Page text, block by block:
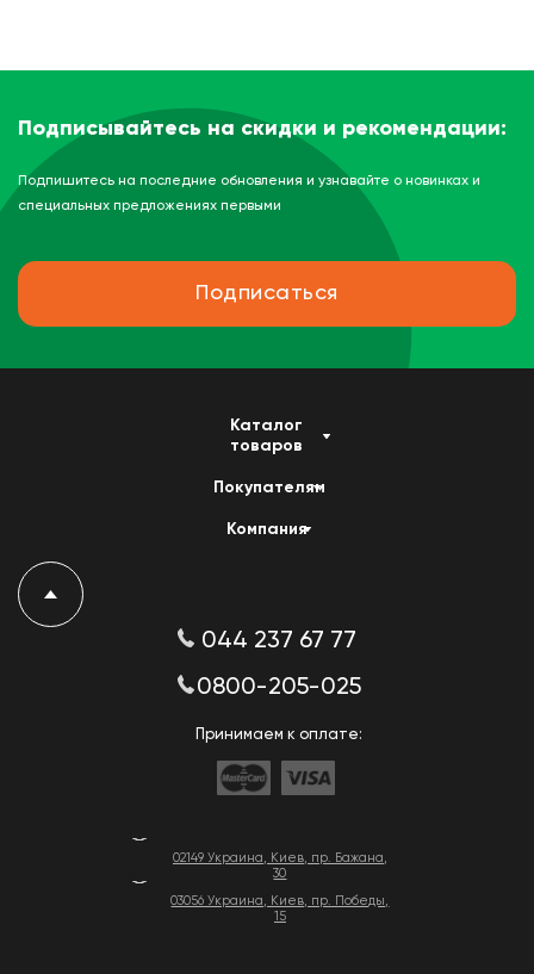
Подписывайтесь на скидки и рекомендации:
Подпишитесь на последние обновления и узнавайте о новинках и
специальных предложениях первыми
Подписаться
02149 Украина, Киев, пр. Бажана,
30
03056 Украина, Киев, пр. Победы,
15
Каталог
товаров
Покупателям
Компания
044 237 67 77
0800-205-025
Принимаем к оплате: